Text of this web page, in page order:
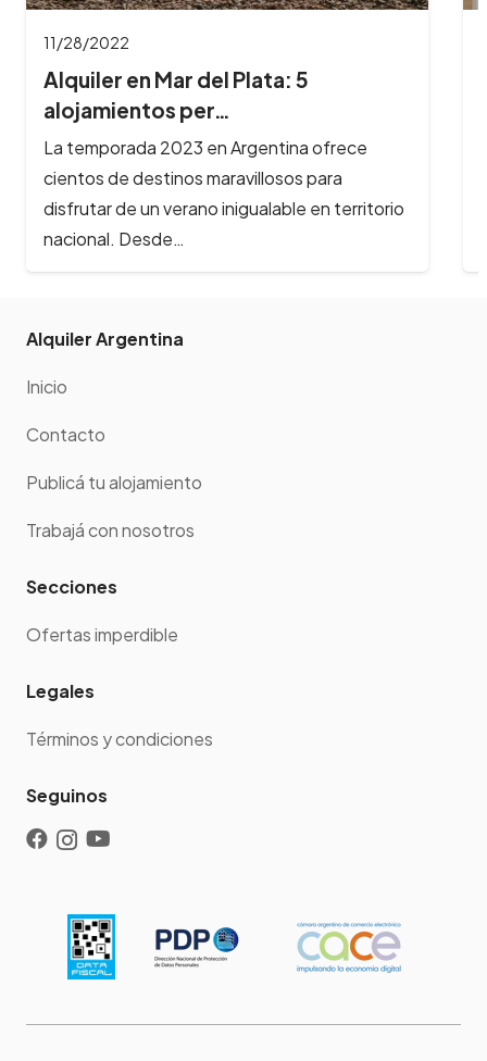
11/28/2022
Alquiler en Mar del Plata: 5
alojamientos per…
La temporada 2023 en Argentina ofrece
cientos de destinos maravillosos para
disfrutar de un verano inigualable en territorio
nacional. Desde…
Alquiler Argentina
Inicio
Contacto
Publicá tu alojamiento
Trabajá con nosotros
Secciones
Ofertas imperdible
Legales
Términos y condiciones
Seguinos